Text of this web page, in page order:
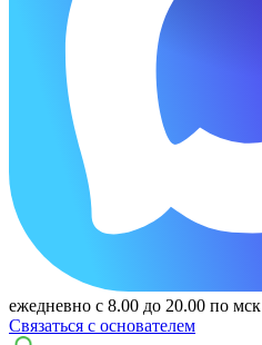
ежедневно с 8.00 до 20.00 по мск
Связаться с основателем